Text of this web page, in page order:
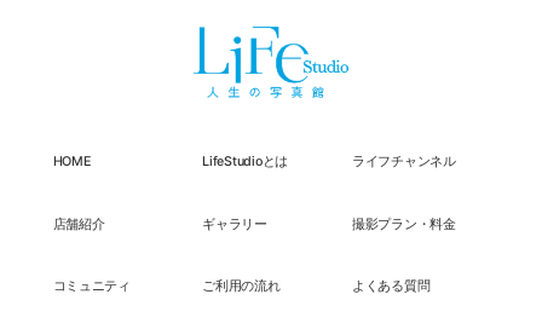
HOME LifeStudioとは ライフチャンネル
店舗紹介 ギャラリー 撮影プラン・料金
コミュニティ ご利用の流れ よくある質問